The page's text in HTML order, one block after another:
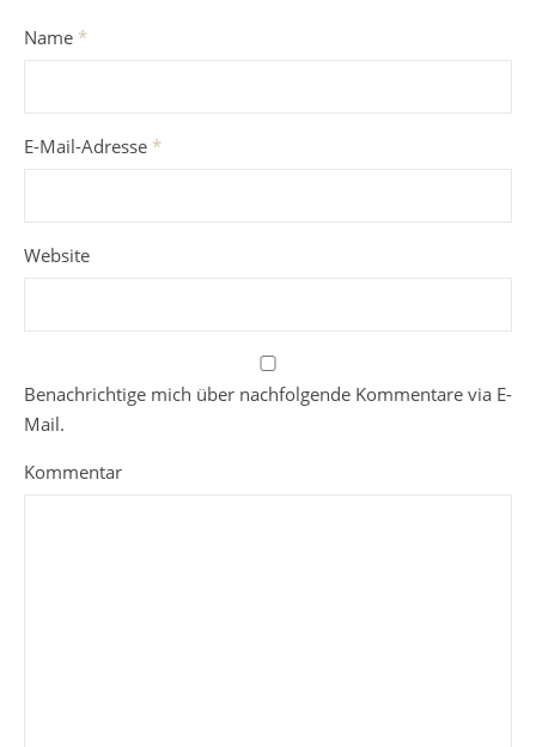
Name *
E-Mail-Adresse *
Website
Benachrichtige mich über nachfolgende Kommentare via E-
Mail.
Kommentar